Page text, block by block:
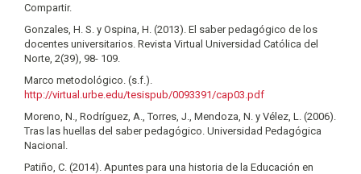
Compartir.
Gonzales, H. S. y Ospina, H. (2013). El saber pedagógico de los
docentes universitarios. Revista Virtual Universidad Católica del
Norte, 2(39), 98- 109.
Marco metodológico. (s.f.).
http://virtual.urbe.edu/tesispub/0093391/cap03.pdf
Moreno, N., Rodríguez, A., Torres, J., Mendoza, N. y Vélez, L. (2006).
Tras las huellas del saber pedagógico. Universidad Pedagógica
Nacional.
Patiño, C. (2014). Apuntes para una historia de la Educación en